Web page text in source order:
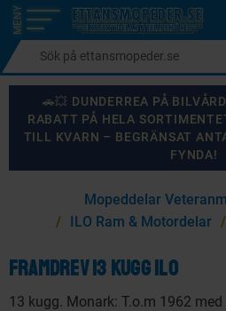
Meny
🚗💥 DUNDERREA PÅ
RABATT PÅ HELA
TILL KVARN – BEGRÄNSAT
FYNDA!
KANSKE NÅGON AV DESSA
Mopeddelar
ILO Ram & Motordelar
Framdrev 13 kugg Ilo
13 kugg. Monark: T.o.m 1962 med